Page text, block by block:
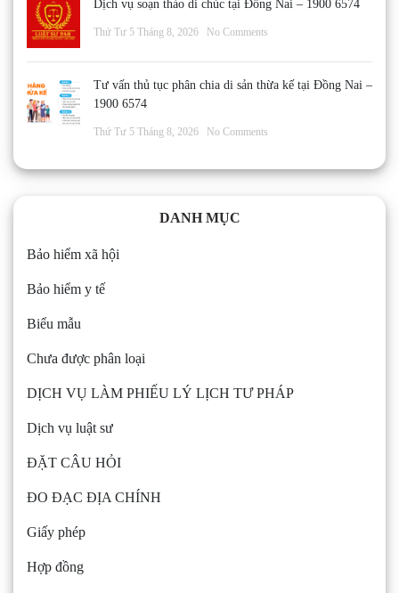
Dịch vụ soạn thảo di chúc tại Đồng Nai – 1900 6574
Thứ Tư 5 Tháng 8, 2026 No Comments
Tư vấn thủ tục phân chia di sản thừa kế tại Đồng Nai –
1900 6574
Thứ Tư 5 Tháng 8, 2026 No Comments
DANH MỤC
Bảo hiểm xã hội
Bảo hiểm y tế
Biểu mẫu
Chưa được phân loại
DỊCH VỤ LÀM PHIẾU LÝ LỊCH TƯ PHÁP
Dịch vụ luật sư
ĐẶT CÂU HỎI
ĐO ĐẠC ĐỊA CHÍNH
Giấy phép
Hợp đồng